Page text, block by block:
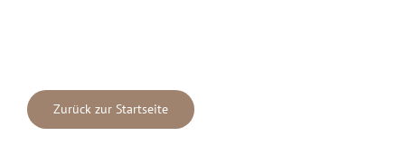
Zurück zur Startseite